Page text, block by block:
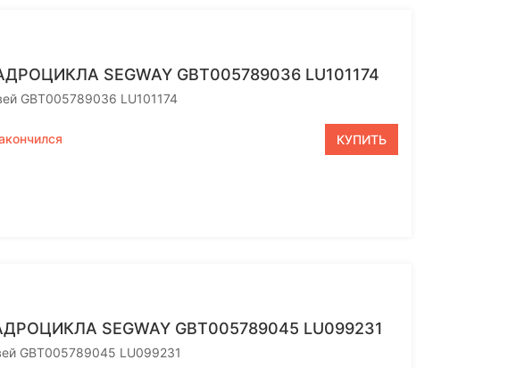
SEGWAY GBT005789036 LU101174
GBT005789036 LU101174
КУПИТЬ
SEGWAY GBT005789045 LU099231
GBT005789045 LU099231